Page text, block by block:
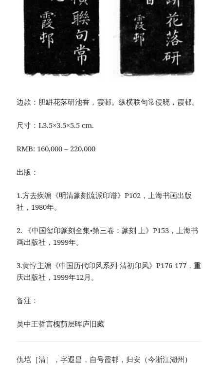
边款：胆缾花落研池香，霞邨。纵横联句常侵晓，霞邨。
尺寸：L3.5×3.5×5.5 cm.
RMB: 160,000 – 220,000
出版：
1.方去疾编《明清篆刻流派印谱》P102，上海书画出版
社，1980年。
2. 《中国玺印篆刻全集•第三卷：篆刻 上》P153，上海书
画出版社，1999年。
3.黄惇主编《中国历代印风系列-清初印风》P176-177，重
庆出版社，1999年12月。
备注：
吴中王哲言槐荫层晖庐旧藏
仇垲［清］，字遐昌，自号霞邨，归安（今浙江湖州）